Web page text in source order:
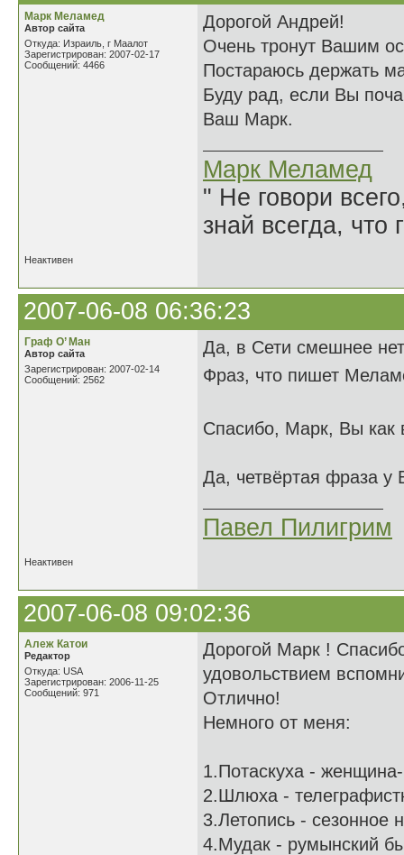
Марк Меламед
Автор сайта
Откуда: Израиль, г Маалот
Зарегистрирован: 2007-02-17
Сообщений: 4466
Дорогой Андрей!
Очень тронут Вашим
Постараюсь держать
Буду рад, если Вы
Ваш Марк.
Марк Меламед
" Не говори
знай всегда, что
Неактивен
2007-06-08 06:36:23
Граф О’ Ман
Автор сайта
Зарегистрирован: 2007-02-14
Сообщений: 2562
Да, в Сети смешнее нет
Фраз, что пишет
Спасибо, Марк, Вы как
Да, четвёртая фраза у
Павел Пилигрим
Неактивен
2007-06-08 09:02:36
Алеж Катои
Редактор
Откуда: USA
Зарегистрирован: 2006-11-25
Сообщений: 971
Дорогой Марк !
удовольствием
Отлично!
Немного от меня:
1.Потаскуха -
2.Шлюха -
3.Летопись - сезонное
4.Мудак - румынский